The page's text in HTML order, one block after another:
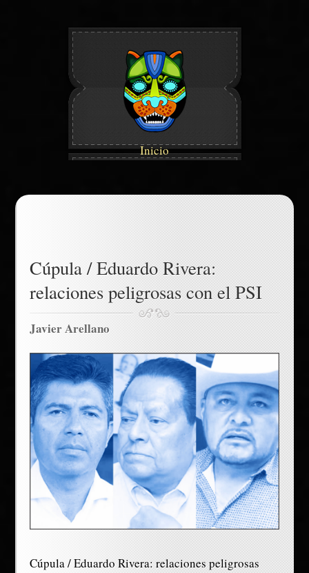
Inicio
Cúpula / Eduardo Rivera:
relaciones peligrosas con el PSI
Javier Arellano
Cúpula / Eduardo Rivera: relaciones peligrosas